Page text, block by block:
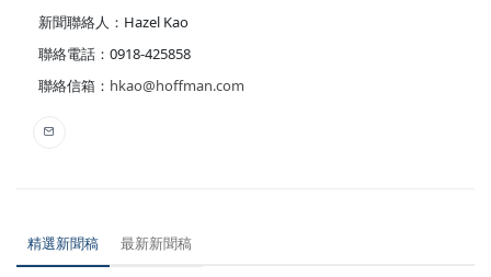
新聞聯絡人：Hazel Kao
聯絡電話：0918-425858
聯絡信箱： hkao@hoffman.com
精選新聞稿 最新新聞稿